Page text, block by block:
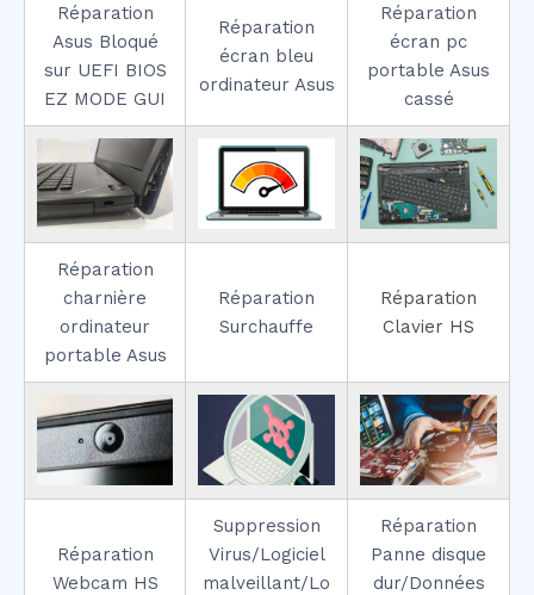
Réparation
Asus Bloqué
sur UEFI BIOS
EZ MODE GUI
Réparation
écran bleu
ordinateur Asus
Réparation
écran pc
portable Asus
cassé
Réparation
charnière
ordinateur
portable Asus
Réparation
Surchauffe
Réparation
Clavier HS
Réparation
Webcam HS
Suppression
Virus/Logiciel
malveillant/Lo
Réparation
Panne disque
dur/Données